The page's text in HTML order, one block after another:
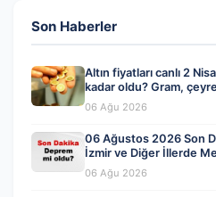
Son Haberler
Altın fiyatları canlı 2
kadar oldu? Gram,
altını alış satış fiyatları
06 Ağu 2026
06 Ağustos 2026 Son
İzmir ve Diğer İllerde
06 Ağu 2026